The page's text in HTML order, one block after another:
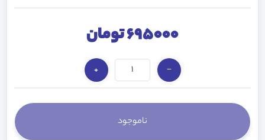
695000 تومان
−
+